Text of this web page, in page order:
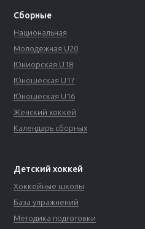
Сборные
Национальная
Молодежная U20
Юниорская U18
Юношеская U17
Юношеская U16
Женский хоккей
Календарь сборных
Детский хоккей
Хоккейные школы
База упражнений
Методика подготовки